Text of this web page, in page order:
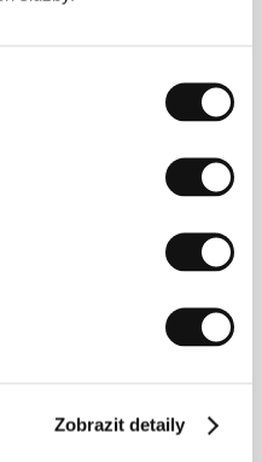
Zobrazit detaily
2003, 59 min
filmů